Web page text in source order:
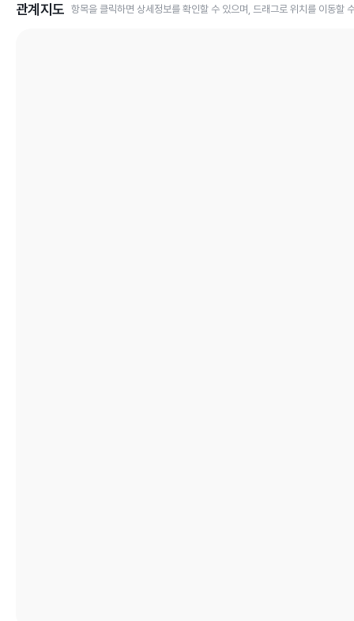
관계지도 항목을 클릭하면 상세정보를 확인할 수 있으며, 드래그로 위치를 이동할